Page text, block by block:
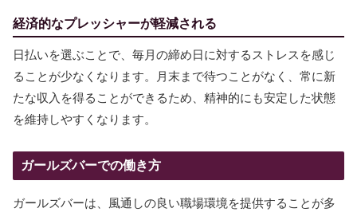
経済的なプレッシャーが軽減される
日払いを選ぶことで、毎月の締め日に対するストレスを感じ
ることが少なくなります。月末まで待つことがなく、常に新
たな収入を得ることができるため、精神的にも安定した状態
を維持しやすくなります。
ガールズバーでの働き方
ガールズバーは、風通しの良い職場環境を提供することが多